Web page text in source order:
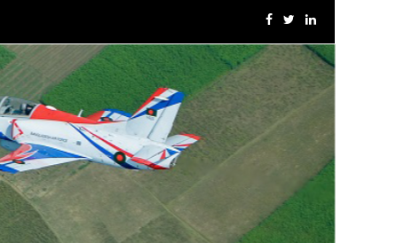
সেনাবাহিনী প্রধান কর্তৃক আর্মি ইন্টারন্যাশনাল ইসলামিক ইনস্টিটিউট